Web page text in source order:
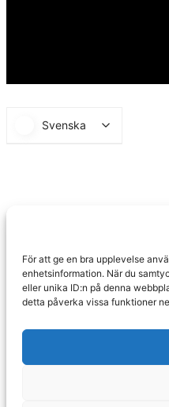
För att ge en bra upplevelse
enhetsinformation. När du
eller unika ID:n på denna
detta påverka vissa funktioner
Svenska